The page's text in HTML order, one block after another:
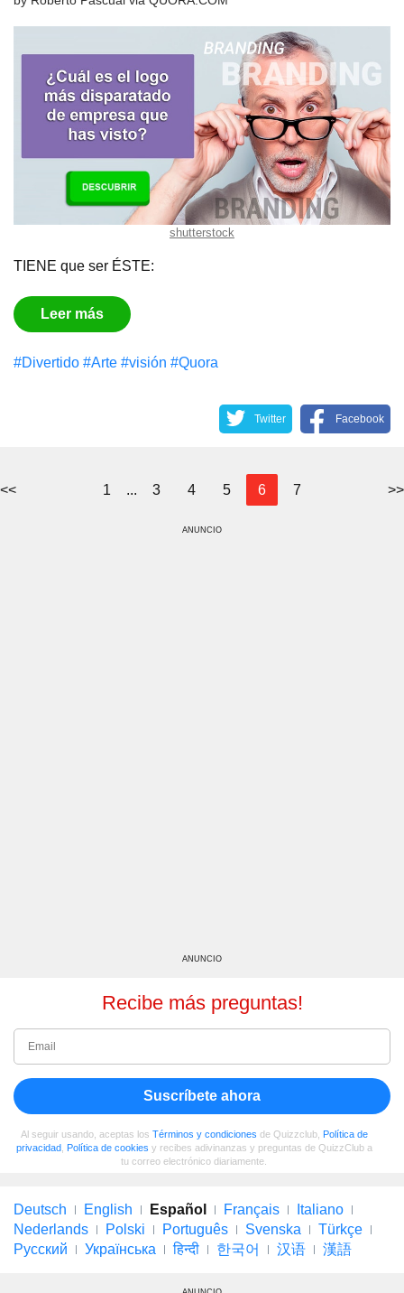
shutterstock
TIENE que ser ÉSTE:
Leer más
#Divertido #Arte #visión #Quora
Twitter Facebook
<< 1 ... 3 4 5 6 7 >>
ANUNCIO
ANUNCIO
Recibe más preguntas!
Suscríbete ahora
Al seguir usando, aceptas los Términos y condiciones de Quizzclub,
Política de
privacidad
Política de cookies y recibes adivinanzas y preguntas de QuizzClub a
tu correo electrónico diariamente.
Deutsch English Español Français
Italiano
Nederlands
Polski Português Svenska
Türkçe
Русский
Українська हिन्दी 한국어 汉语 漢語